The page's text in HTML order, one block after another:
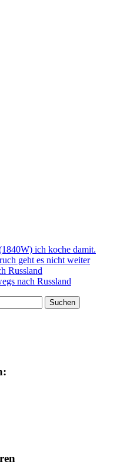
ich koche damit.
geht es nicht weiter
Russland
nach Russland